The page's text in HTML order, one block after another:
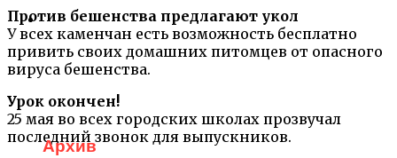
Против бешенства предлагают укол
У всех каменчан есть возможность бесплатно
привить своих домашних питомцев от опасного
вируса бешенства.
Урок окончен!
25 мая во всех городских школах прозвучал
последний звонок для выпускников.
Архив